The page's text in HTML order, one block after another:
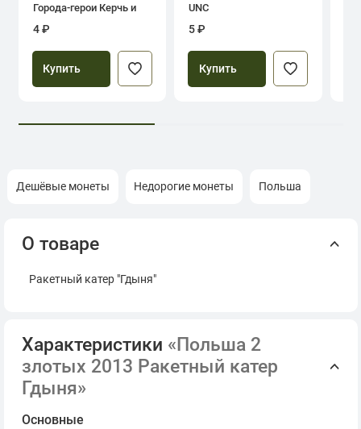
Города-герои Керчь и
4 ₽
Купить
UNC
5 ₽
Купить
Дешёвые монеты Недорогие монеты Польша
О товаре
Ракетный катер "Гдыня"
Характеристики «Польша 2
злотых 2013 Ракетный катер
Гдыня»
Основные